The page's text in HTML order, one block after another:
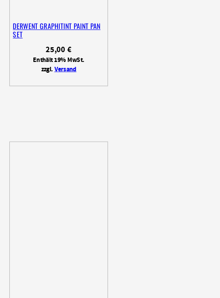
DERWENT GRAPHITINT PAINT PAN
SET
25,00€
Enthält 19% MwSt.
zzgl.Versand